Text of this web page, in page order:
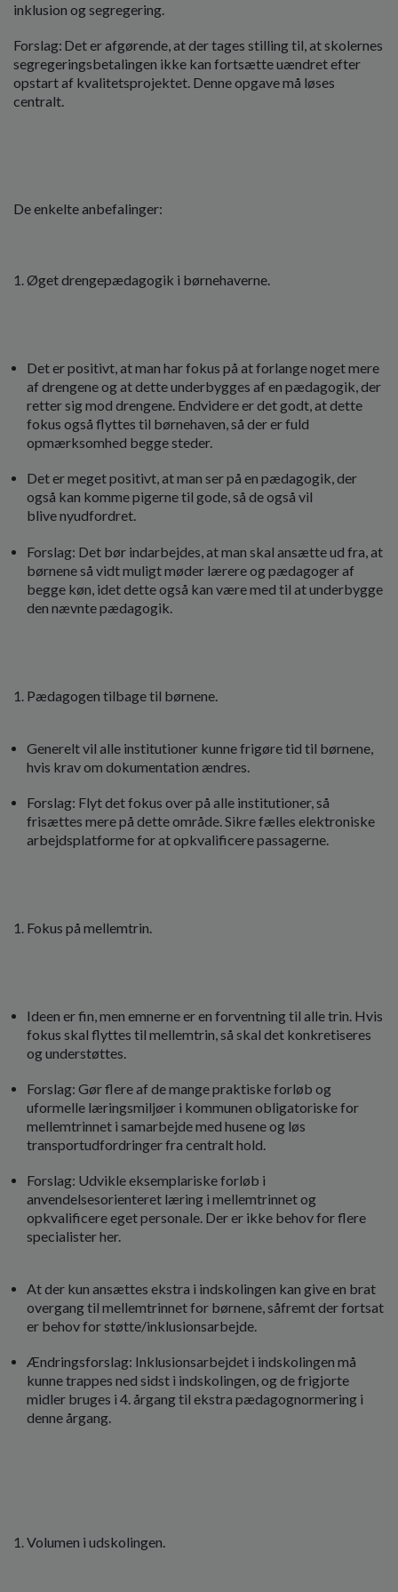
inklusion og segregering.
Forslag: Det er afgørende, at der tages stilling til, at skolernes
segregeringsbetalingen ikke kan fortsætte uændret efter
opstart af kvalitetsprojektet. Denne opgave må løses
centralt.
De enkelte anbefalinger:
Øget drengepædagogik i børnehaverne.
Det er positivt, at man har fokus på at forlange noget mere
af drengene og at dette underbygges af en pædagogik, der
retter sig mod drengene. Endvidere er det godt, at dette
fokus også flyttes til børnehaven, så der er fuld
opmærksomhed begge steder.
Det er meget positivt, at man ser på en pædagogik, der
også kan komme pigerne til gode, så de også vil
blive nyudfordret.
Forslag: Det bør indarbejdes, at man skal ansætte ud fra, at
børnene så vidt muligt møder lærere og pædagoger af
begge køn, idet dette også kan være med til at underbygge
den nævnte pædagogik.
Pædagogen tilbage til børnene.
Generelt vil alle institutioner kunne frigøre tid til børnene,
hvis krav om dokumentation ændres.
Forslag: Flyt det fokus over på alle institutioner, så
frisættes mere på dette område. Sikre fælles elektroniske
arbejdsplatforme for at opkvalificere passagerne.
Fokus på mellemtrin.
Ideen er fin, men emnerne er en forventning til alle trin. Hvis
fokus skal flyttes til mellemtrin, så skal det konkretiseres
og understøttes.
Forslag: Gør flere af de mange praktiske forløb og
uformelle læringsmiljøer i kommunen obligatoriske for
mellemtrinnet i samarbejde med husene og løs
transportudfordringer fra centralt hold.
Forslag: Udvikle eksemplariske forløb i
anvendelsesorienteret læring i mellemtrinnet og
opkvalificere eget personale. Der er ikke behov for flere
specialister her.
At der kun ansættes ekstra i indskolingen kan give en brat
overgang til mellemtrinnet for børnene, såfremt der fortsat
er behov for støtte/inklusionsarbejde.
Ændringsforslag: Inklusionsarbejdet i indskolingen må
kunne trappes ned sidst i indskolingen, og de frigjorte
midler bruges i 4. årgang til ekstra pædagognormering i
denne årgang.
Volumen i udskolingen.